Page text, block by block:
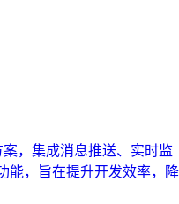
，集成消息推送、实时监
能，旨在提升开发效率，降